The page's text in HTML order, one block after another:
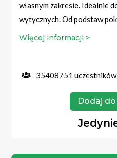
własnym zakresie. Idealnie
wytycznych. Od podstaw
Więcej informacji >
35408751 uczestników
Dodaj